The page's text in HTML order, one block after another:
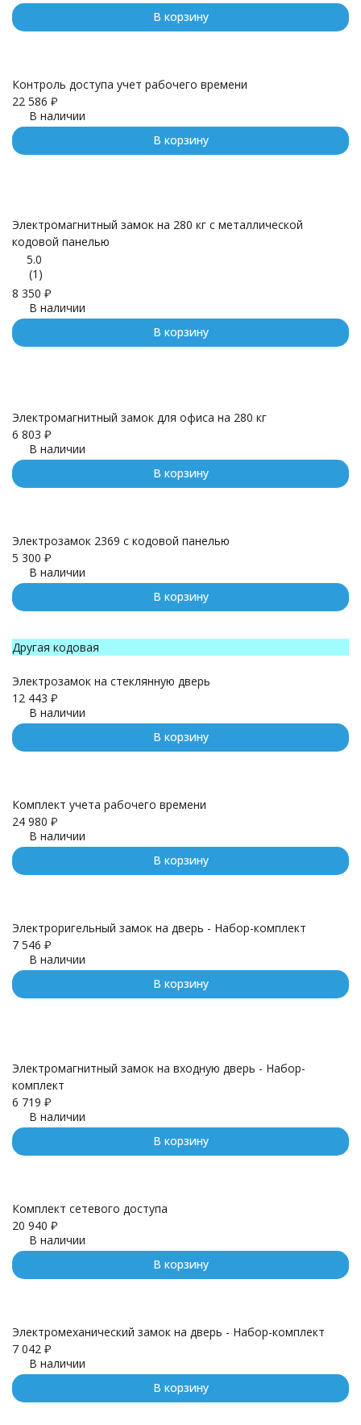
В корзину
Контроль доступа учет рабочего времени
22 586 ₽
В наличии
В корзину
Электромагнитный замок на 280 кг с металлической
кодовой панелью
5.0
(1)
8 350 ₽
В наличии
В корзину
Электромагнитный замок для офиса на 280 кг
6 803 ₽
В наличии
В корзину
Электрозамок 2369 с кодовой панелью
5 300 ₽
В наличии
В корзину
Другая кодовая
Электрозамок на стеклянную дверь
12 443 ₽
В наличии
В корзину
Комплект учета рабочего времени
24 980 ₽
В наличии
В корзину
Электроригельный замок на дверь - Набор-комплект
7 546 ₽
В наличии
В корзину
Электромагнитный замок на входную дверь - Набор-
комплект
6 719 ₽
В наличии
В корзину
Комплект сетевого доступа
20 940 ₽
В наличии
В корзину
Электромеханический замок на дверь - Набор-комплект
7 042 ₽
В наличии
В корзину